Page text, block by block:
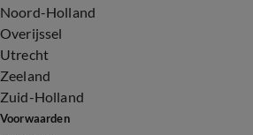
Noord-Holland
Overijssel
Utrecht
Zeeland
Zuid-Holland
Voorwaarden